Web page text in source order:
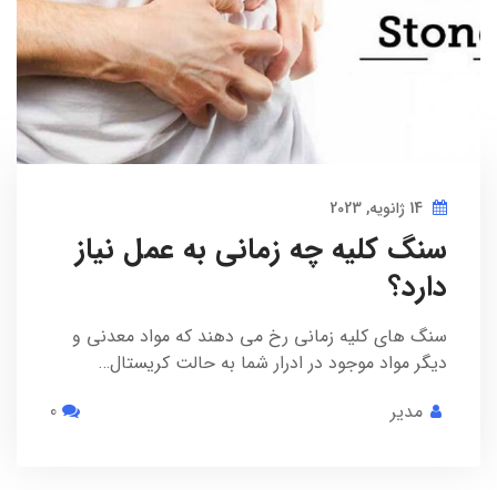
سنگ کلیه چه زمانی به عمل نیاز
دارد؟
سنگ های کلیه زمانی رخ می دهند که مواد معدنی و
دیگر مواد موجود در ادرار شما به حالت کریستال…
مدیر